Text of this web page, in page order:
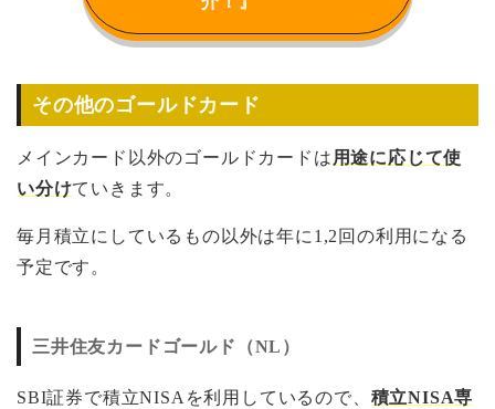
その他のゴールドカード
メインカード以外のゴールドカードは用途に応じて使
い分けていきます。
毎月積立にしているもの以外は年に1,2回の利用になる
予定です。
三井住友カードゴールド（NL）
SBI証券で積立NISAを利用しているので、 積立NISA専